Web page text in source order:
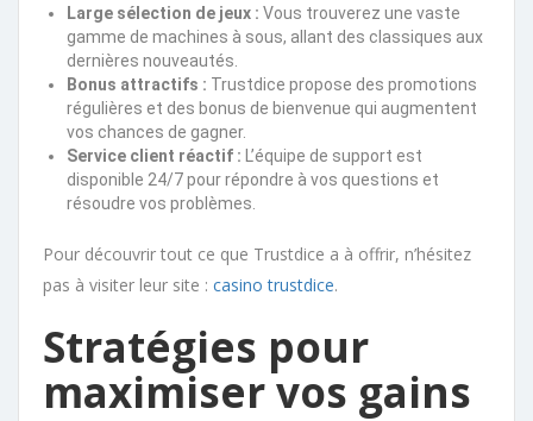
Large sélection de jeux : Vous trouverez une vaste
gamme de machines à sous, allant des classiques aux
dernières nouveautés.
Bonus attractifs : Trustdice propose des promotions
régulières et des bonus de bienvenue qui augmentent
vos chances de gagner.
Service client réactif : L’équipe de support est
disponible 24/7 pour répondre à vos questions et
résoudre vos problèmes.
Pour découvrir tout ce que Trustdice a à offrir, n’hésitez
pas à visiter leur site : casino trustdice.
Stratégies pour
maximiser vos gains